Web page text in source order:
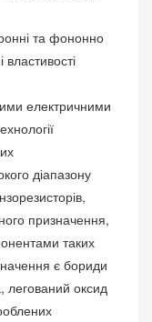
та фононно
властивості
електричними
діапазону
призначення,
таких
є бориди
легований оксид